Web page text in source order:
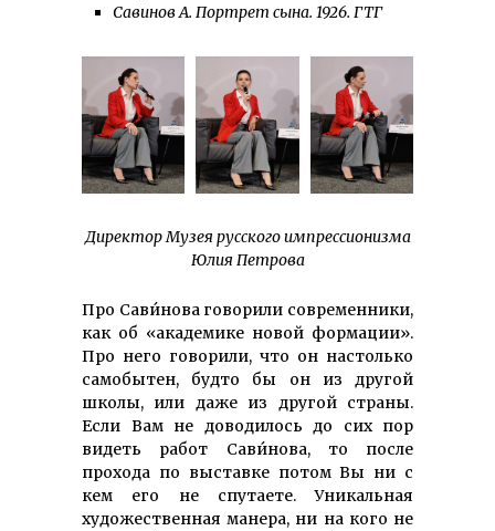
Савинов А. Портрет сына. 1926. ГТГ
Директор Музея русского импрессионизма
Юлия Петрова
Про Сави́нова говорили современники,
как об «академике новой формации».
Про него говорили, что он настолько
самобытен, будто бы он из другой
школы, или даже из другой страны.
Если Вам не доводилось до сих пор
видеть работ Сави́нова, то после
прохода по выставке потом Вы ни с
кем его не спутаете. Уникальная
художественная манера, ни на кого не